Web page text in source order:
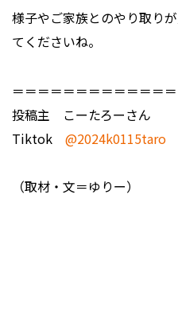
様子やご家族とのやり取り
てくださいね。
＝＝＝＝＝＝＝＝＝＝＝＝
投稿主 こーたろーさん
Tiktok @2024k0115taro
（取材・文＝ゆりー）